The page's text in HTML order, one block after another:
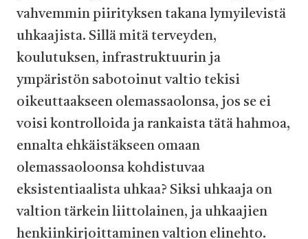
vahvemmin piirityksen takana lymyilevistä
uhkaajista. Sillä mitä terveyden,
koulutuksen, infrastruktuurin ja
ympäristön sabotoinut valtio tekisi
oikeuttaakseen olemassaolonsa, jos se ei
voisi kontrolloida ja rankaista tätä hahmoa,
ennalta ehkäistäkseen omaan
olemassaoloonsa kohdistuvaa
eksistentiaalista uhkaa? Siksi uhkaaja on
valtion tärkein liittolainen, ja uhkaajien
henkiinkirjoittaminen valtion elinehto.